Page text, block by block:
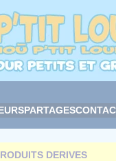
PARTAGES
DERIVES